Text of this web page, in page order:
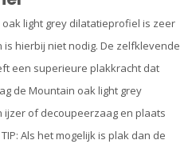
light grey dilatatieprofiel is zeer
hierbij niet nodig. De zelfklevende
een superieure plakkracht dat
de Mountain oak light grey
of decoupeerzaag en plaats
Als het mogelijk is plak dan de